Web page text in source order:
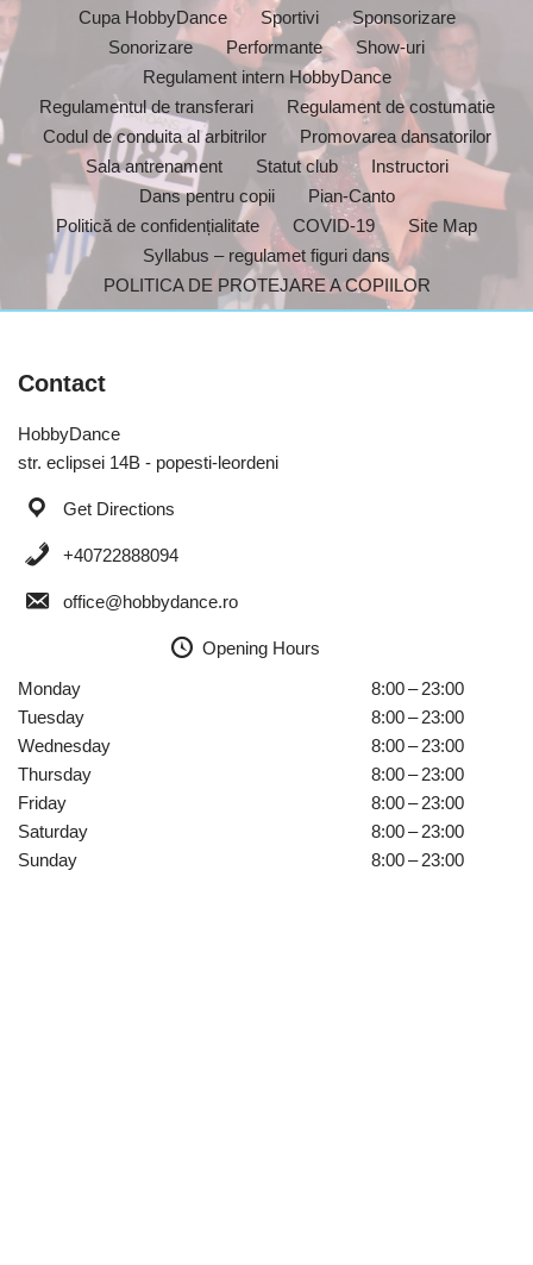
Cupa HobbyDance
Sportivi
Sponsorizare
Sonorizare
Performante
Show-uri
Regulament intern HobbyDance
Regulamentul de transferari
Regulament de costumatie
Codul de conduita al arbitrilor
Promovarea dansatorilor
Sala antrenament
Statut club
Instructori
Dans pentru copii
Pian-Canto
Politică de confidențialitate
COVID-19
Site Map
Syllabus – regulamet figuri dans
POLITICA DE PROTEJARE A COPIILOR
Contact
HobbyDance
str. eclipsei 14B - popesti-leordeni
Get Directions
+40722888094
office@hobbydance.ro
Opening Hours
Monday
8:00 – 23:00
Tuesday
8:00 – 23:00
Wednesday
8:00 – 23:00
Thursday
8:00 – 23:00
Friday
8:00 – 23:00
Saturday
8:00 – 23:00
Sunday
8:00 – 23:00